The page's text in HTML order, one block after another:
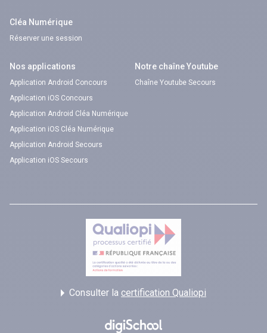
Cléa Numérique
Réserver une session
Nos applications
Application Android Concours
Application iOS Concours
Application Android Cléa Numérique
Application iOS Cléa Numérique
Application Android Secours
Application iOS Secours
Notre chaîne Youtube
Chaîne Youtube Secours
Consulter la certification Qualiopi